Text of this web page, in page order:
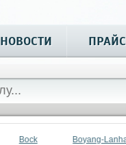
НОВОСТИ ПРАЙС
Bock Boyang-